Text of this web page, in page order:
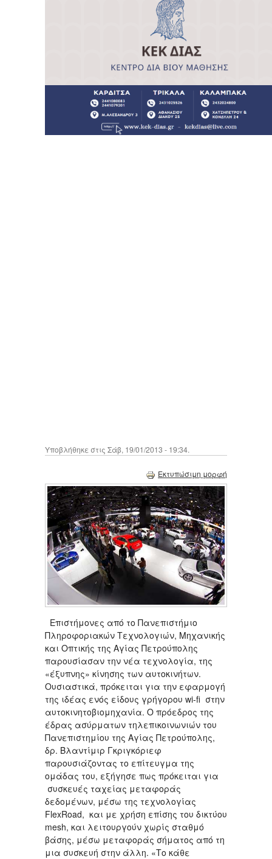
Υποβλήθηκε στις Σάβ, 19/01/2013 - 19:34.
Εκτυπώσιμη μορφή
Επιστήμονες από το Πανεπιστήμιο
Πληροφοριακών Τεχνολογιών, Μηχανικής
και Οπτικής της Αγίας Πετρούπολης
παρουσίασαν την νέα τεχνολογία, της
«έξυπνης» κίνησης των αυτοκινήτων.
Ουσιαστικά, πρόκειται για την εφαρμογή
της ιδέας ενός είδους γρήγορου wi-fi στην
αυτοκινητοβιομηχανία. Ο πρόεδρος της
έδρας ασύρματων τηλεπικοινωνιών του
Πανεπιστημίου της Αγίας Πετρούπολης,
δρ. Βλαντίμιρ Γκριγκόριεφ
παρουσιάζοντας το επίτευγμα της
ομάδας του, εξήγησε πως πρόκειται για
συσκευές ταχείας μεταφοράς
δεδομένων, μέσω της τεχνολογίας
FlexRoad, και με χρήση επίσης του δικτύου
mesh, και λειτουργούν χωρίς σταθμό
βάσης, μέσω μεταφοράς σήματος από τη
μια συσκευή στην άλλη. «Το κάθε